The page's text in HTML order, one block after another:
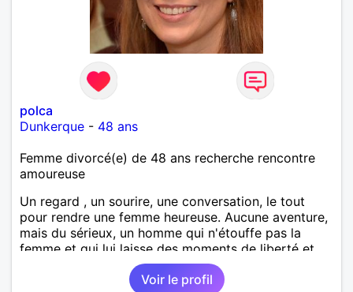
polca
Dunkerque - 48 ans
Femme divorcé(e) de 48 ans recherche rencontre
amoureuse
Un regard , un sourire, une conversation, le tout
pour rendre une femme heureuse. Aucune aventure,
mais du sérieux, un homme qui n'étouffe pas la
femme et qui lui laisse des moments de liberté et
Voir le profil